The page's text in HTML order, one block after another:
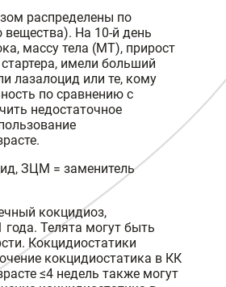
распределены по
вещества). На 10-й день
массу тела (МТ), прирост
имели больший
лазалоцид или те, кому
по сравнению с
недостаточное
ЗЦМ = заменитель
кокцидиоз,
Телята могут быть
Кокцидиостатики
кокцидиостатика в КК
≤4 недель также могут